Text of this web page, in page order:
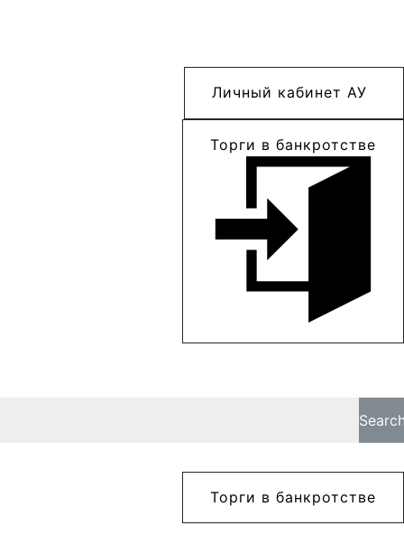
Личный кабинет АУ
Торги в банкротстве
Торги в банкротстве